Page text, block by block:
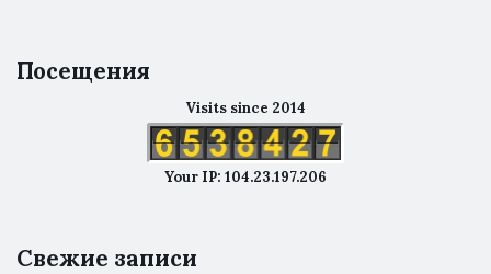
Посещения
Visits since 2014
Your IP: 104.23.197.206
Свежие записи